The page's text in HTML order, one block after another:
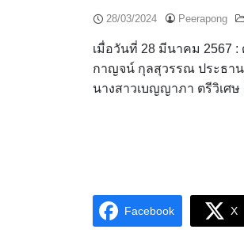
28/03/2024 Peerapong
เมื่อวันที่ 28 มีนาคม 2567
กาญจน์ กุลสุวรรณ ประธา
นางสาวเบญญาภา ตรีวิเศษ
Facebook X